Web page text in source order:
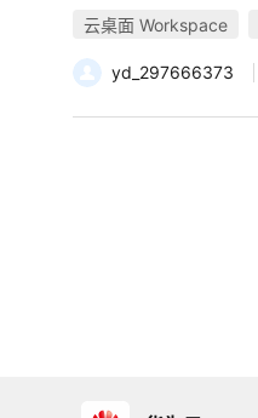
云桌面 Workspace
yd_297666373